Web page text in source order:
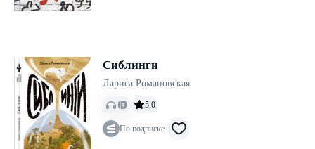
Сиблинги
Лариса Романовская
5.0
По подписке